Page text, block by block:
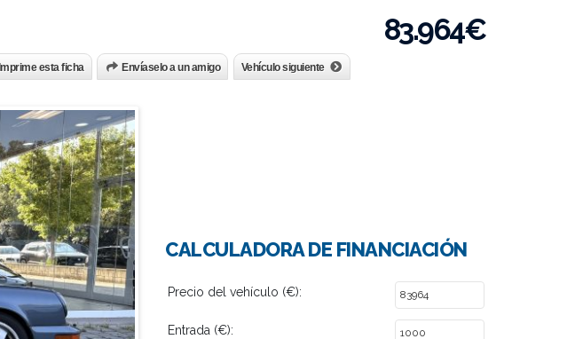
83.964€
Imprime esta ficha Envíaselo a un amigo Vehículo siguiente
CALCULADORA DE FINANCIACIÓN
Precio del vehículo (€):
Entrada (€):